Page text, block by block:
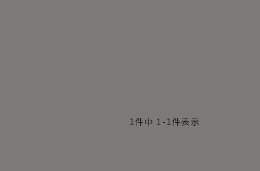
1 件中 1 -1 件表示